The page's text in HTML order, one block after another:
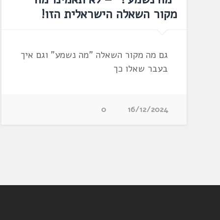
מקור השאלה הישראלית הזו!
גם מה מקור השאלה "מה נשמע" וגם איך
בעבר שאלו כך
16/12/2024
0